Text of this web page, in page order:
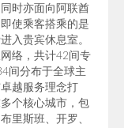
时亦面向阿联酋
使乘客搭乘的是
入贵宾休息室。
络，共计42间专
间分布于全球主
越服务理念打
个核心城市，包
里斯班、开罗、